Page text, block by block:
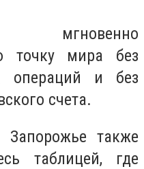
мгновенно
точку мира без
операций и без
счета.
Запорожье также
таблицей, где